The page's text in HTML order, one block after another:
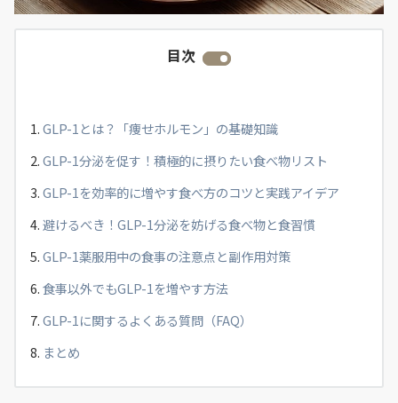
目次
GLP-1とは？「痩せホルモン」の基礎知識
GLP-1分泌を促す！積極的に摂りたい食べ物リスト
GLP-1を効率的に増やす食べ方のコツと実践アイデア
避けるべき！GLP-1分泌を妨げる食べ物と食習慣
GLP-1薬服用中の食事の注意点と副作用対策
食事以外でもGLP-1を増やす方法
GLP-1に関するよくある質問（FAQ）
まとめ